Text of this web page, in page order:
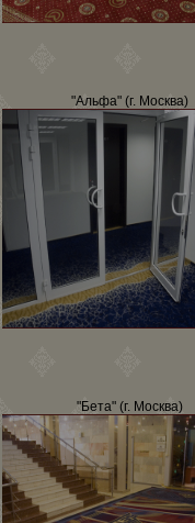
"Альфа" (г. Москва)
"Бета" (г. Москва)